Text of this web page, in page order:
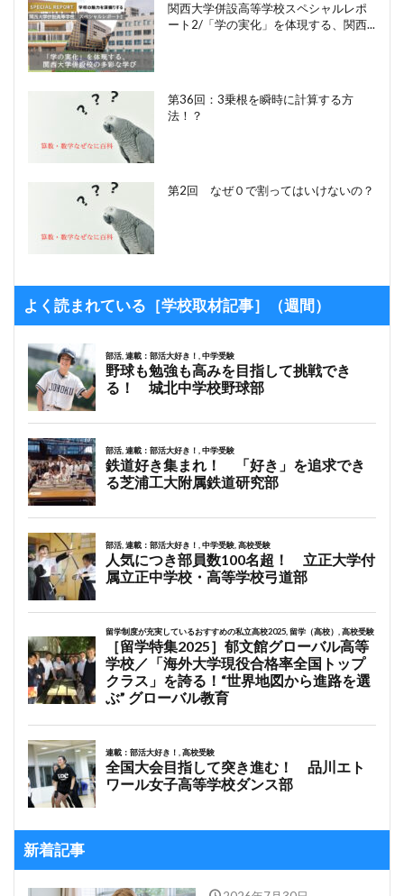
関西大学併設高等学校スペシャルレポ
ート2/「学の実化」を体現する、関西...
第36回：3乗根を瞬時に計算する方
法！？
第2回 なぜ０で割ってはいけないの？
よく読まれている［学校取材記事］（週間）
新着記事